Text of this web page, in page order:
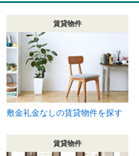
賃貸物件
敷金礼金なしの賃貸物件を探す
賃貸物件